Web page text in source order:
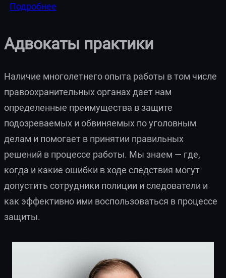
Подробнее
Адвокаты практики
Наличие многолетнего опыта работы в том числе
правоохранительных органах дает нам
определенные преимущества в защите
подозреваемых и обвиняемых по уголовным
делам и помогает в принятии правильных
решений в процессе работы. Мы знаем — где,
когда и какие ошибки в ходе следствия могут
допустить сотрудники полиции и следователи и
как эффективно ими воспользоваться в процессе
защиты.